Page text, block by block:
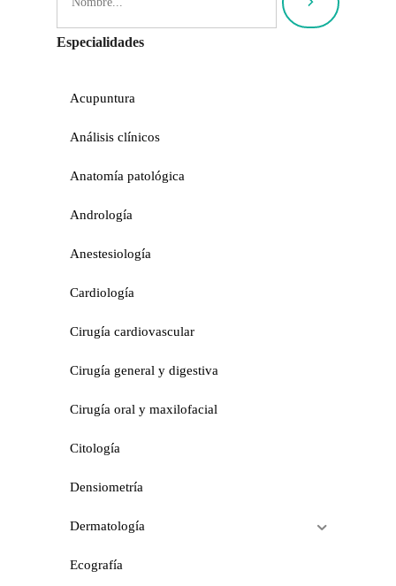
Especialidades
Acupuntura
Análisis clínicos
Anatomía patológica
Andrología
Anestesiología
Cardiología
Cirugía cardiovascular
Cirugía general y digestiva
Cirugía oral y maxilofacial
Citología
Densiometría
Dermatología
Ecografía